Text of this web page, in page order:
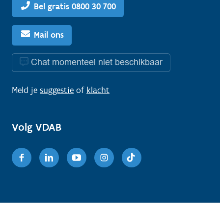
Bel gratis 0800 30 700
Mail ons
Chat momenteel niet beschikbaar
Meld je suggestie of klacht
Volg VDAB
FacebookLinkedinYoutubeInstagram